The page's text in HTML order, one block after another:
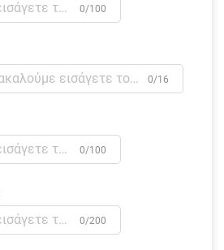
0/100
0/16
0/100
0/200